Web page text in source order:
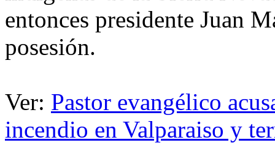
entonces presidente Juan
posesión.
Ver: Pastor evangélico
incendio en Valparaiso y